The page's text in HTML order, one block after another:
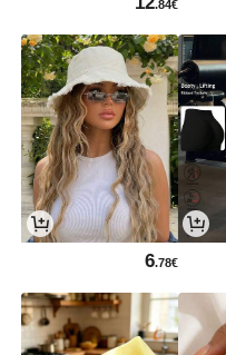
.84€
6.78€